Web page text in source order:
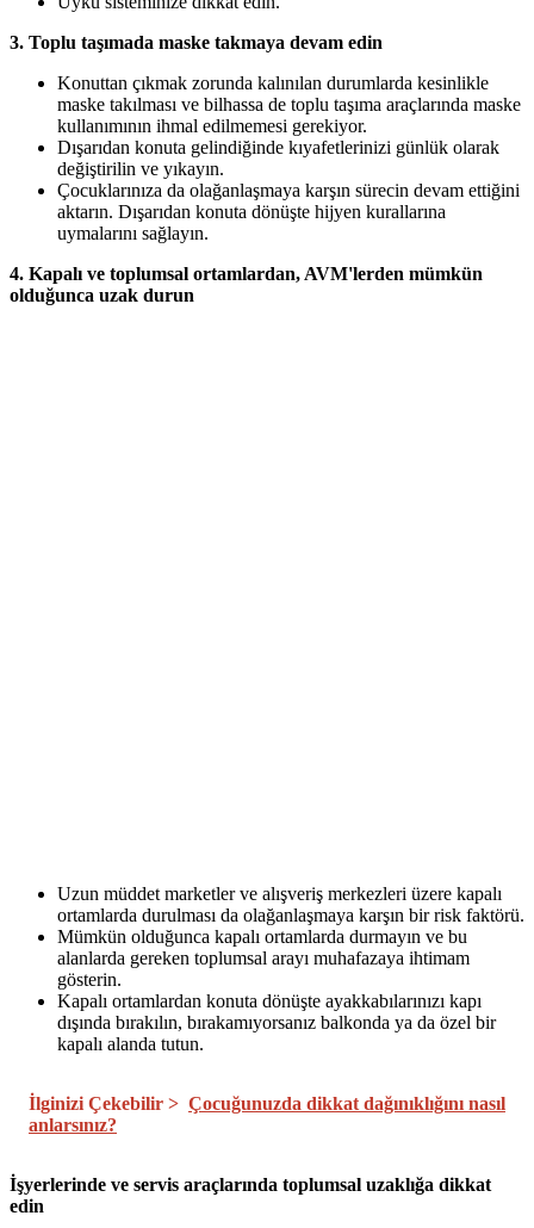
3. Toplu taşımada maske takmaya devam edin
Konuttan çıkmak zorunda kalınılan durumlarda kesinlikle
maske takılması ve bilhassa de toplu taşıma araçlarında maske
kullanımının ihmal edilmemesi gerekiyor.
Dışarıdan konuta gelindiğinde kıyafetlerinizi günlük olarak
değiştirilin ve yıkayın.
Çocuklarınıza da olağanlaşmaya karşın sürecin devam ettiğini
aktarın. Dışarıdan konuta dönüşte hijyen kurallarına
uymalarını sağlayın.
4. Kapalı ve toplumsal ortamlardan, AVM'lerden mümkün
olduğunca uzak durun
Uzun müddet marketler ve alışveriş merkezleri üzere kapalı
ortamlarda durulması da olağanlaşmaya karşın bir risk faktörü.
Mümkün olduğunca kapalı ortamlarda durmayın ve bu
alanlarda gereken toplumsal arayı muhafazaya ihtimam
gösterin.
Kapalı ortamlardan konuta dönüşte ayakkabılarınızı kapı
dışında bırakılın, bırakamıyorsanız balkonda ya da özel bir
kapalı alanda tutun.
İlginizi Çekebilir > Çocuğunuzda dikkat dağınıklığını nasıl
anlarsınız?
İşyerlerinde ve servis araçlarında toplumsal uzaklığa dikkat
edin